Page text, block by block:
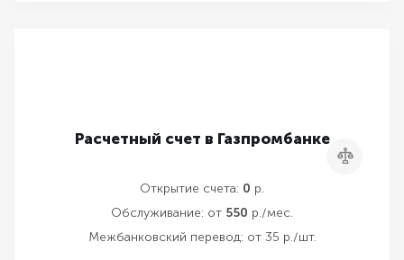
Расчетный счет в Газпромбанке
Сравнить
Открытие счета: 0 р.
Обслуживание: от 550 р./мес.
Межбанковский перевод: от 35 р./шт.